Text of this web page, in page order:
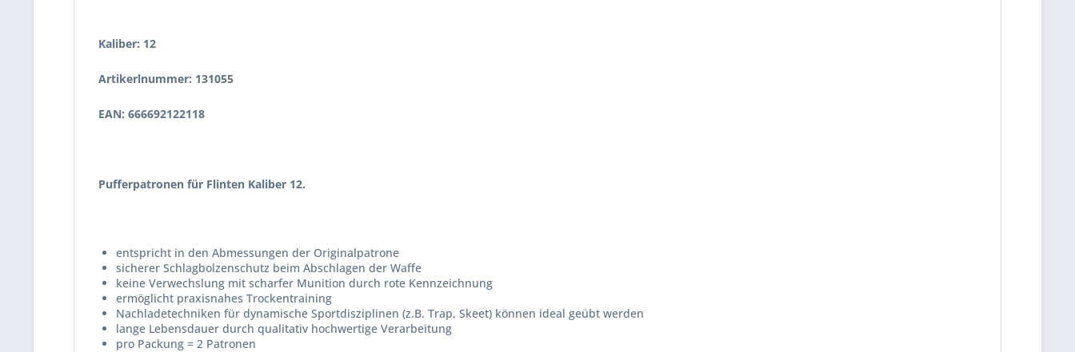
Kaliber: 12
Artikerlnummer: 131055
EAN: 666692122118
Pufferpatronen für Flinten Kaliber 12.
entspricht in den Abmessungen der Originalpatrone
sicherer Schlagbolzenschutz beim Abschlagen der Waffe
keine Verwechslung mit scharfer Munition durch rote Kennzeichnung
ermöglicht praxisnahes Trockentraining
Nachladetechniken für dynamische Sportdisziplinen (z.B. Trap, Skeet) können ideal geübt werden
lange Lebensdauer durch qualitativ hochwertige Verarbeitung
pro Packung = 2 Patronen